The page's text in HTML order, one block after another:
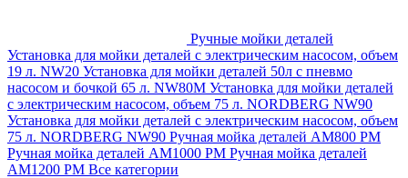
Ручные мойки деталей
Установка для мойки деталей с электрическим насосом, объем
19 л. NW20 Установка для мойки деталей 50л с пневмо
насосом и бочкой 65 л. NW80M Установка для мойки деталей
с электрическим насосом, объем 75 л. NORDBERG NW90
Установка для мойки деталей с электрическим насосом, объем
75 л. NORDBERG NW90 Ручная мойка деталей АМ800 РМ
Ручная мойка деталей АМ1000 РМ Ручная мойка деталей
АМ1200 РМ Все категории